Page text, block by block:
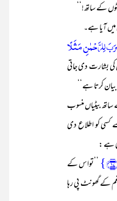
کے ساتھ!‘‘
آیا ہے۔
لِلرَّحۡمٰنِ مَثَلًا
بشارت دی جاتی
کرتا ہے‘‘
بیٹیاں منسوب
کسی کو اطلاع دی
ہے :
’’تواس کے
کے گھونٹ پی رہا